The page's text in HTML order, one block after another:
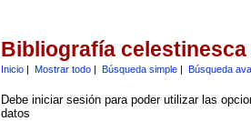
Bibliografía celestinesca
Inicio| Mostrar todo| Búsqueda simple| Búsqueda
Debe iniciar sesión para poder utilizar las
datos